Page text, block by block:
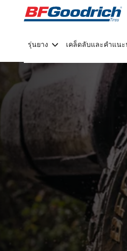
Go to page content
Go to page
รุ่นยาง เคล็ดลับและคำแนะ